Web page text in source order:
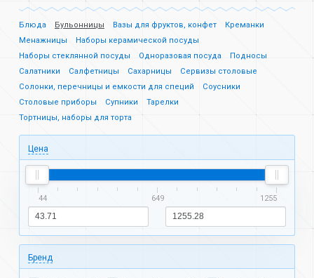
Блюда Бульонницы Вазы для фруктов, конфет
Креманки
Менажницы
Наборы керамической посуды
Наборы стеклянной посуды
Одноразовая посуда
Подносы
Салатники
Салфетницы Сахарницы
Сервизы столовые
Солонки, перечницы и емкости для специй
Соусники
Столовые приборы
Супники
Тарелки
Тортницы, наборы для торта
Цена
44 649 1255
Бренд